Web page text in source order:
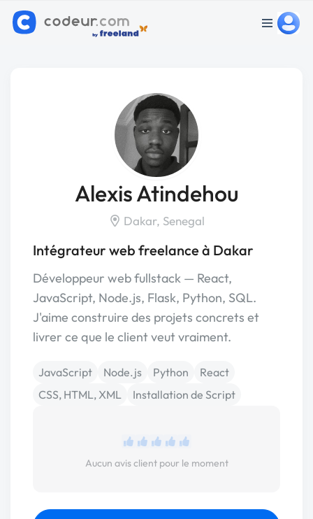
Alexis Atindehou
Dakar, Senegal
Intégrateur web freelance à Dakar
Développeur web fullstack — React,
JavaScript, Node.js, Flask, Python, SQL.
J'aime construire des projets concrets et
livrer ce que le client veut vraiment.
JavaScript Node.js Python
React
CSS, HTML, XML
Installation de Script
Aucun avis client pour le moment